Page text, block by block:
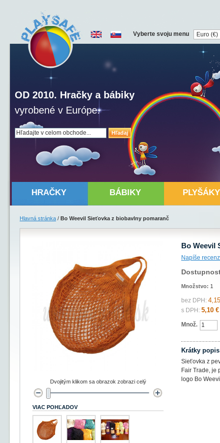
Hľadaj
OD 2010. Hračky a bábiky
vyrobené v Európe.
Vyberte svoju menu
HRAČKY BÁBIKY PLYŠÁKY
Hlavná stránka / Bo Weevil Sieťovka z biobavlny pomaranč
Bo Weevil
Napíše
Množstvo: 1
bez DPH:
s DPH: 5,10 €
Množ.
Krátky popis
Sieťovka z
Fair Trade, je
logo Bo
Dvojitým klikom sa obrazok zobrazi celý
VIAC POHĽADOV